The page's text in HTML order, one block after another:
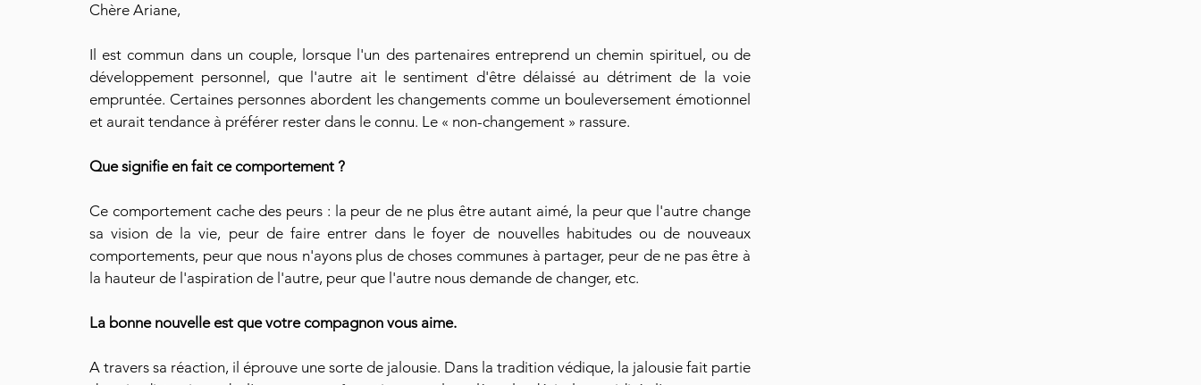
Chère Ariane,
Il est commun dans un couple, lorsque l'un des partenaires entreprend un chemin spirituel, ou de
développement personnel, que l'autre ait le sentiment d'être délaissé au détriment de la voie
empruntée. Certaines personnes abordent les changements comme un bouleversement émotionnel
et aurait tendance à préférer rester dans le connu. Le « non-changement » rassure.
Que signifie en fait ce comportement ?
Ce comportement cache des peurs : la peur de ne plus être autant aimé, la peur que l'autre change
sa vision de la vie, peur de faire entrer dans le foyer de nouvelles habitudes ou de nouveaux
comportements, peur que nous n'ayons plus de choses communes à partager, peur de ne pas être à
la hauteur de l'aspiration de l'autre, peur que l'autre nous demande de changer, etc.
La bonne nouvelle est que votre compagnon vous aime.
A travers sa réaction, il éprouve une sorte de jalousie. Dans la tradition védique, la jalousie fait partie